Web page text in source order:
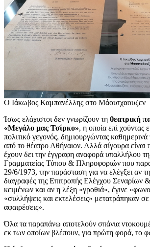
Ο Ιάκωβος Καμπανέλλης στο Μάουτχαουζεν
Ίσως ελάχιστοι δεν γνωρίζουν τη θεατρική
«Μεγάλο μας Τσίρκο», η οποία επί χούντας
πολιτικό γεγονός, δημιουργώντας καθημερινά
από το θέατρο Αθήναιον. Αλλά σίγουρα είναι
έχουν δει την έγγραφη αναφορά υπαλλήλου
Γραμματείας Τύπου & Πληροφοριών που
29/6/1973, την παράσταση για να ελέγξει αν
διαγραφές της Επιτροπής Ελέγχου Σεναρίων
κειμένων και αν η λέξη «γροθιά», έγινε
«συλλήψεις και εκτελέσεις» μετατράπηκαν
αφαιρέσεις».
Όλα τα παραπάνω αποτελούν σπάνια
εκ των οποίων βλέπουν, για πρώτη φορά, το